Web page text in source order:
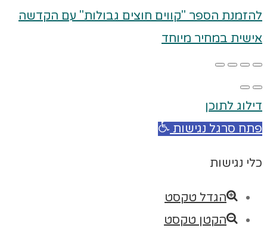
להזמנת הספר "קווים חוצים גבולות" עם הקדשה
אישית במחיר מיוחד
דילוג לתוכן
פתח סרגל נגישות
כלי נגישות
הגדל טקסט
הקטן טקסט